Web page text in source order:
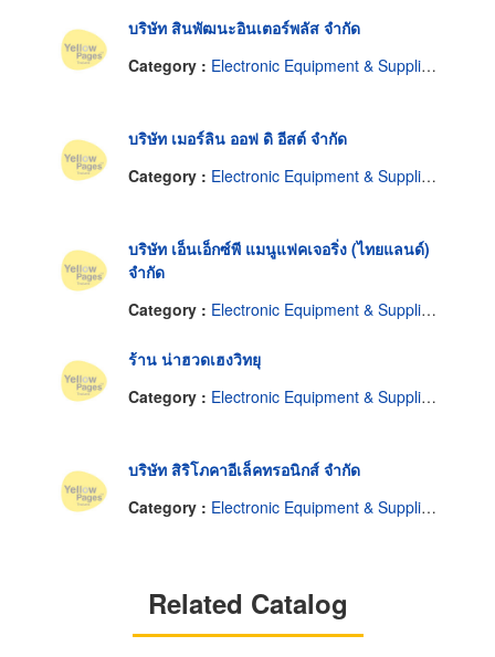
บริษัท สินพัฒนะอินเตอร์พลัส จำกัด
Category : Electronic Equipment & Supplies-Dealers
บริษัท เมอร์ลิน ออฟ ดิ อีสต์ จำกัด
Category : Electronic Equipment & Supplies-Dealers
บริษัท เอ็นเอ็กซ์พี แมนูแฟคเจอริ่ง (ไทยแลนด์)
จำกัด
Category : Electronic Equipment & Supplies-Dealers
ร้าน น่าฮวดเฮงวิทยุ
Category : Electronic Equipment & Supplies-Dealers
บริษัท สิริโภคาอีเล็คทรอนิกส์ จำกัด
Category : Electronic Equipment & Supplies-Dealers
Related Catalog